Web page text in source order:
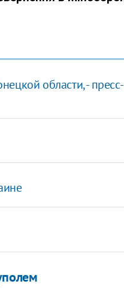
области, - пресс-